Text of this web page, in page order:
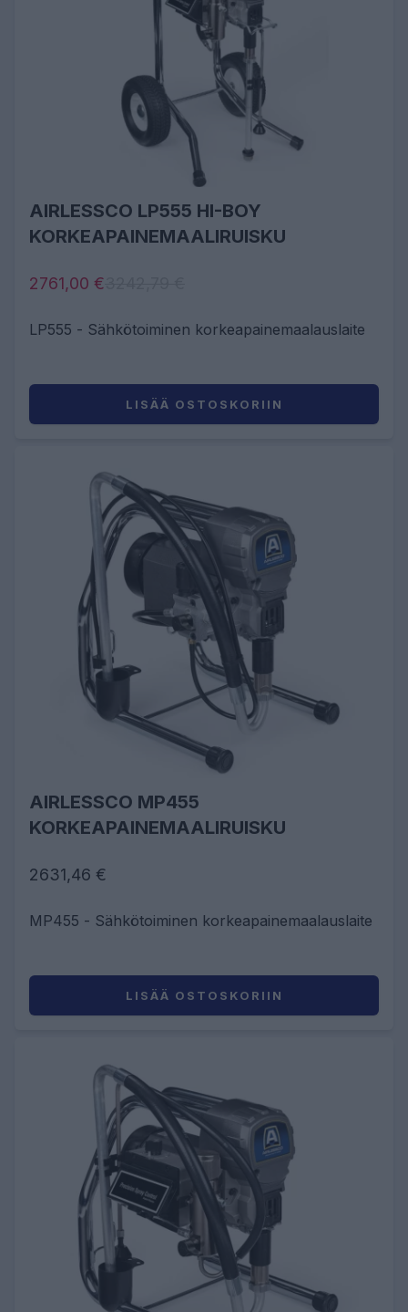
AIRLESSCO LP555 HI-BOY
KORKEAPAINEMAALIRUISKU
2761,00 €
LP555 - Sähkötoiminen korkeapainemaalauslaite
LISÄÄ OSTOSKORIIN
AIRLESSCO MP455
KORKEAPAINEMAALIRUISKU
2631,46 €
MP455 - Sähkötoiminen korkeapainemaalauslaite
LISÄÄ OSTOSKORIIN